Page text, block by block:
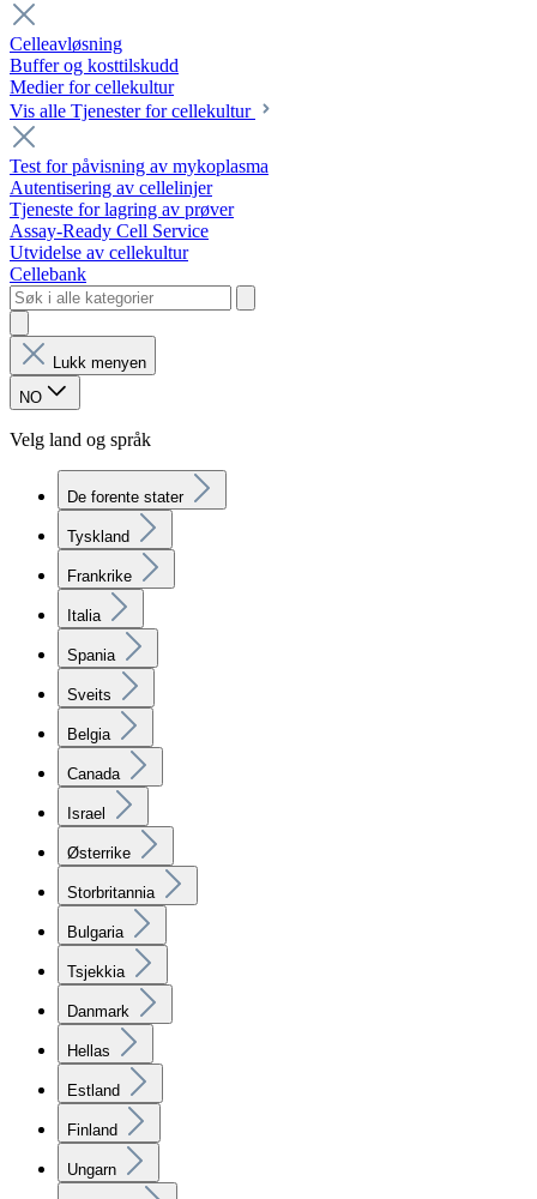
Celleavløsning
Buffer og kosttilskudd
Medier for cellekultur
Vis alle Tjenester for cellekultur
Test for påvisning av mykoplasma
Autentisering av cellelinjer
Tjeneste for lagring av prøver
Assay-Ready Cell Service
Utvidelse av cellekultur
Cellebank
Lukk menyen
NO
Velg land og språk
De forente stater
Tyskland
Frankrike
Italia
Spania
Sveits
Belgia
Canada
Israel
Østerrike
Storbritannia
Bulgaria
Tsjekkia
Danmark
Hellas
Estland
Finland
Ungarn